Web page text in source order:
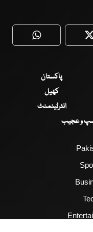
WhatsApp
پاکستان
کھیل
انٹرٹینمنٹ
و عجیب